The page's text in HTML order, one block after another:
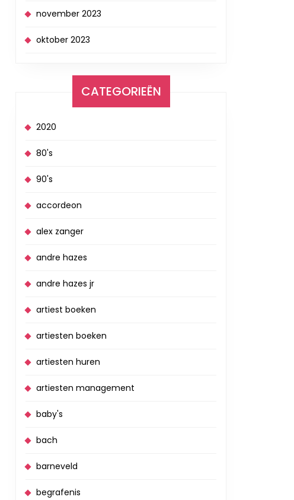
november 2023
oktober 2023
CATEGORIEËN
2020
80's
90's
accordeon
alex zanger
andre hazes
andre hazes jr
artiest boeken
artiesten boeken
artiesten huren
artiesten management
baby's
bach
barneveld
begrafenis